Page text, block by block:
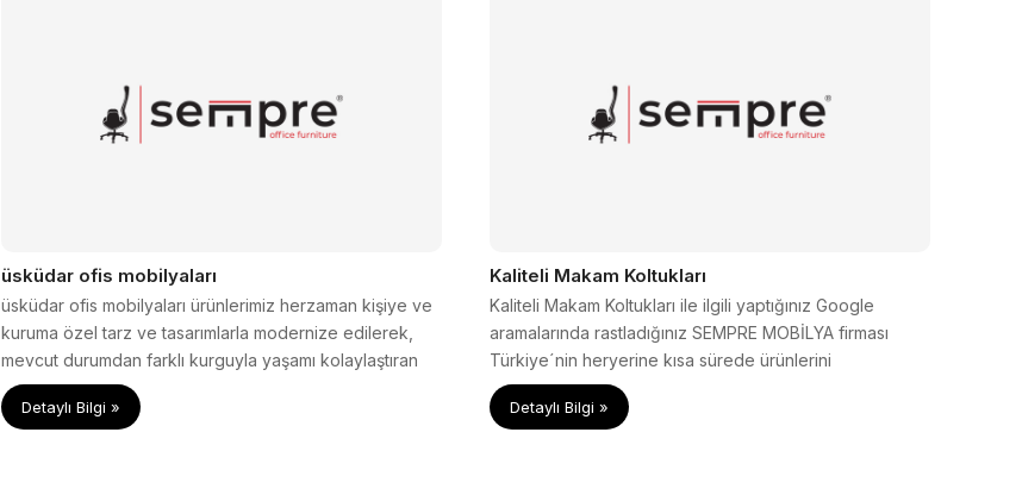
üsküdar ofis mobilyaları
üsküdar ofis mobilyaları ürünlerimiz herzaman kişiye ve
kuruma özel tarz ve tasarımlarla modernize edilerek,
mevcut durumdan farklı kurguyla yaşamı kolaylaştıran
sanatın, estetiğin, kalitenin yalın bir halde birleştiği
durumlar yaratmaktadır.
Detaylı Bilgi »
Kaliteli Makam Koltukları
Kaliteli Makam Koltukları ile ilgili yaptığınız Google
aramalarında rastladığınız SEMPRE MOBİLYA firması
Türkiye´nin heryerine kısa sürede ürünlerini
ulaştırabilmektedir.
Detaylı Bilgi »